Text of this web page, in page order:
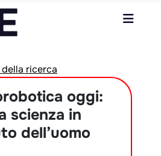
ricerca
oggi:
scienza in
dell’uomo